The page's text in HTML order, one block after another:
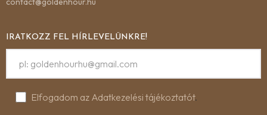
IRATKOZZ FEL HÍRLEVELÜNKRE!
Elfogadom az Adatkezelési tájékoztatót.